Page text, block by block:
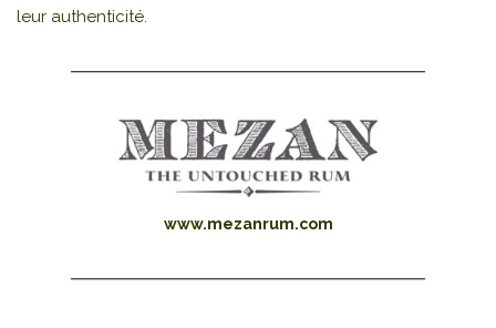
leur authenticité.
www.mezanrum.com